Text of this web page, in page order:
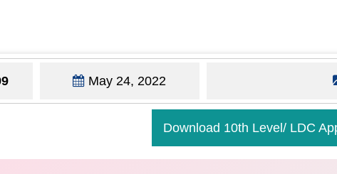
May 24, 2022
Download 10th Level/ LDC